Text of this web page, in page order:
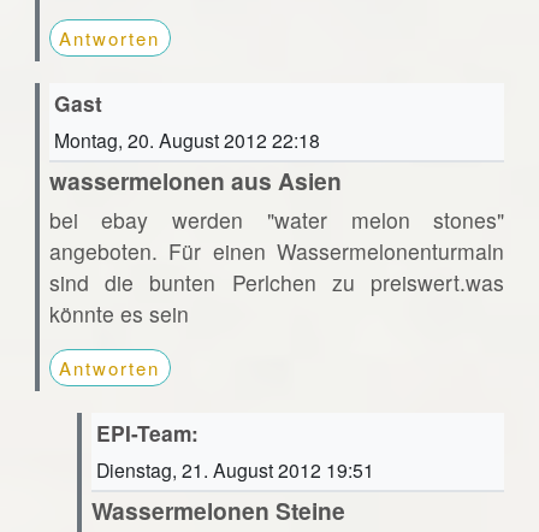
Antworten
Gast
Montag, 20. August 2012 22:18
wassermelonen aus Asien
bei ebay werden "water melon stones"
angeboten. Für einen Wassermelonenturmaln
sind die bunten Perlchen zu preiswert.was
könnte es sein
Antworten
EPI-Team:
Dienstag, 21. August 2012 19:51
Wassermelonen Steine